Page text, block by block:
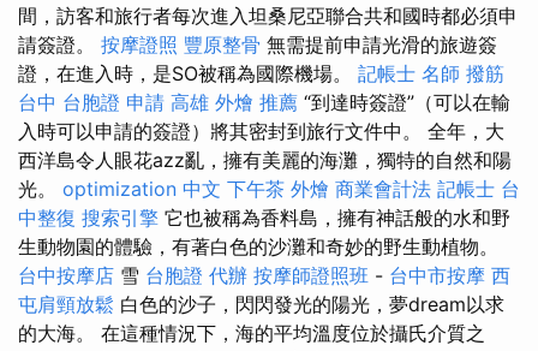
間，訪客和旅行者每次進入坦桑尼亞聯合共和國時都必須申
請簽證。 按摩證照 豐原整骨 無需提前申請光滑的旅遊簽
證，在進入時，是SO被稱為國際機場。 記帳士 名師 撥筋
台中 台胞證 申請 高雄 外燴 推薦 “到達時簽證”（可以在輸
入時可以申請的簽證）將其密封到旅行文件中。 全年，大
西洋島令人眼花azz亂，擁有美麗的海灘，獨特的自然和陽
光。 optimization 中文 下午茶 外燴 商業會計法 記帳士 台
中整復 搜索引擎 它也被稱為香料島，擁有神話般的水和野
生動物園的體驗，有著白色的沙灘和奇妙的野生動植物。
台中按摩店 雪 台胞證 代辦 按摩師證照班 - 台中市按摩 西
屯肩頸放鬆 白色的沙子，閃閃發光的陽光，夢dream以求
的大海。 在這種情況下，海的平均溫度位於攝氏介質之